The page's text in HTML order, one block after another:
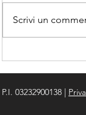
Scrivi un
P.I. 03232900138 |